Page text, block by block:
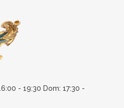
- 19:30 Dom: 17:30 -